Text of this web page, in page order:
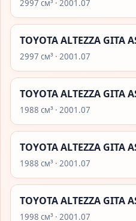
2997 см³ · 2001.07
TOYOTA ALTEZZA GITA
2997 см³ · 2001.07
TOYOTA ALTEZZA GITA
1988 см³ · 2001.07
TOYOTA ALTEZZA GITA
1988 см³ · 2001.07
TOYOTA ALTEZZA GITA
1998 см³ · 2001.07